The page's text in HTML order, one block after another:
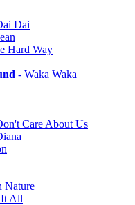
Dai
Hard Way
- Waka Waka
Care About Us
Nature
It All